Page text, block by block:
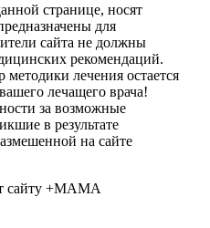
странице, носят
для
сайта не должны
рекомендаций.
лечения остается
лечащего врача!
за возможные
в результате
на сайте
сайту +МАМА